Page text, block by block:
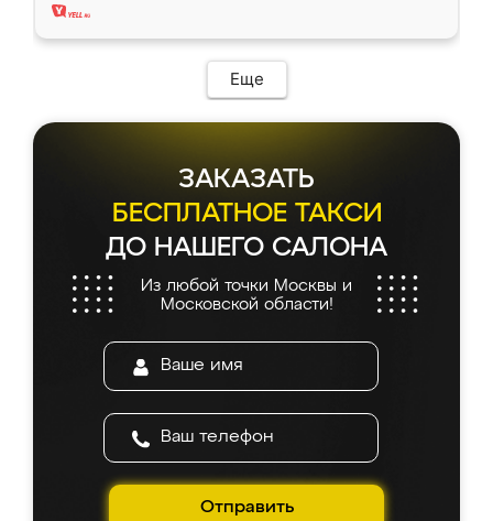
Еще
ЗАКАЗАТЬ
БЕСПЛАТНОЕ ТАКСИ
ДО НАШЕГО САЛОНА
Из любой точки Москвы и
Московской области!
Отправить